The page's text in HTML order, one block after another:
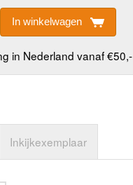
In winkelwagen
in Nederland vanaf €50,-
Inkijkexemplaar